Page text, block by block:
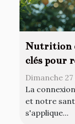
Nutrition
clés pour
Dimanche
La
et notre
s'applique...